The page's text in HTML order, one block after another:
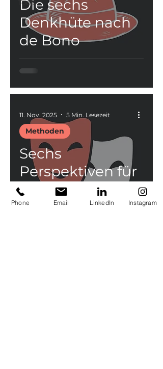
Tools
Die sechs
Denkhüte nach
de Bono
Sechs
Perspektiven für
Rollenklarheit
Methoden
11. Nov. 2025 5 Min. Lesezeit
Phone Email LinkedIn Instagram